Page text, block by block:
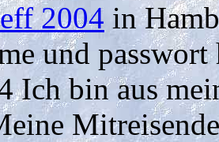
2004 in
und passwort
Ich bin aus